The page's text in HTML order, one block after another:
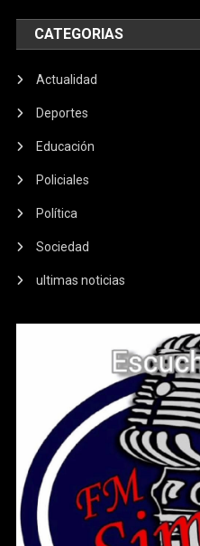
CATEGORIAS
Actualidad
Deportes
Educación
Policiales
Política
Sociedad
ultimas noticias